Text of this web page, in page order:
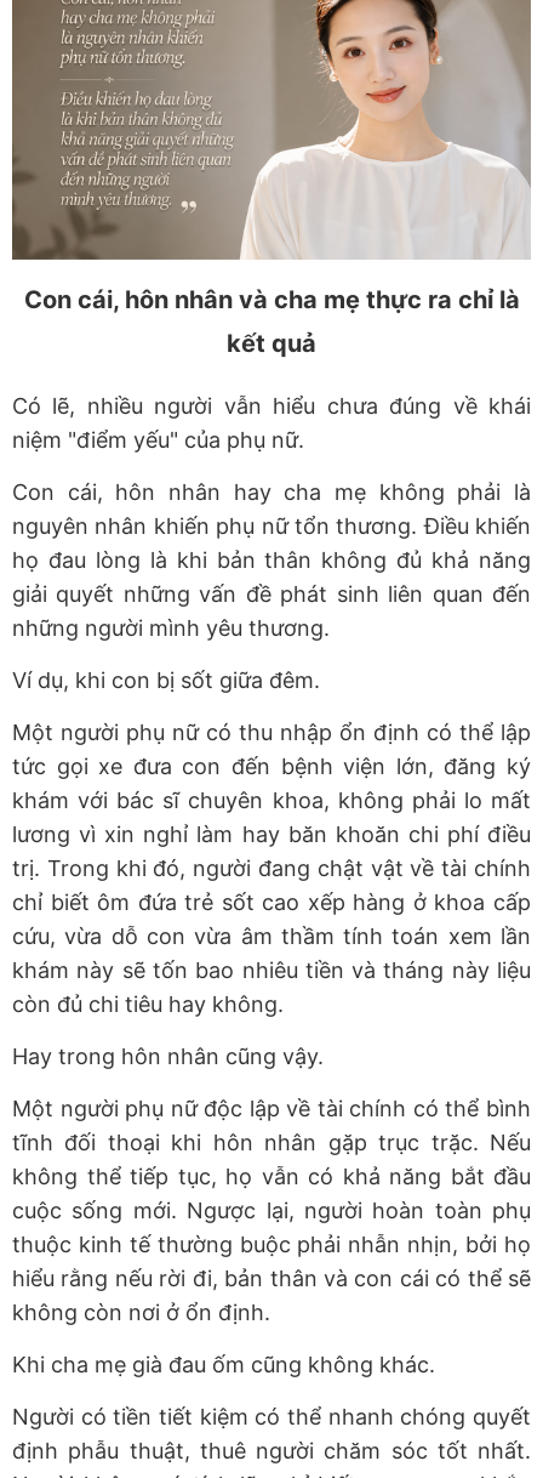
Con cái, hôn nhân và cha mẹ thực ra chỉ là
kết quả
Có lẽ, nhiều người vẫn hiểu chưa đúng về khái
niệm "điểm yếu" của phụ nữ.
Con cái, hôn nhân hay cha mẹ không phải là
nguyên nhân khiến phụ nữ tổn thương. Điều khiến
họ đau lòng là khi bản thân không đủ khả năng
giải quyết những vấn đề phát sinh liên quan đến
những người mình yêu thương.
Ví dụ, khi con bị sốt giữa đêm.
Một người phụ nữ có thu nhập ổn định có thể lập
tức gọi xe đưa con đến bệnh viện lớn, đăng ký
khám với bác sĩ chuyên khoa, không phải lo mất
lương vì xin nghỉ làm hay băn khoăn chi phí điều
trị. Trong khi đó, người đang chật vật về tài chính
chỉ biết ôm đứa trẻ sốt cao xếp hàng ở khoa cấp
cứu, vừa dỗ con vừa âm thầm tính toán xem lần
khám này sẽ tốn bao nhiêu tiền và tháng này liệu
còn đủ chi tiêu hay không.
Hay trong hôn nhân cũng vậy.
Một người phụ nữ độc lập về tài chính có thể bình
tĩnh đối thoại khi hôn nhân gặp trục trặc. Nếu
không thể tiếp tục, họ vẫn có khả năng bắt đầu
cuộc sống mới. Ngược lại, người hoàn toàn phụ
thuộc kinh tế thường buộc phải nhẫn nhịn, bởi họ
hiểu rằng nếu rời đi, bản thân và con cái có thể sẽ
không còn nơi ở ổn định.
Khi cha mẹ già đau ốm cũng không khác.
Người có tiền tiết kiệm có thể nhanh chóng quyết
định phẫu thuật, thuê người chăm sóc tốt nhất.